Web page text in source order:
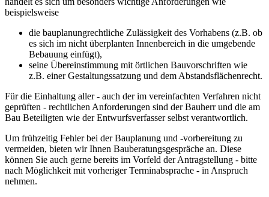
beispielsweise
die bauplanungrechtliche Zulässigkeit des Vorhabens (z.B. ob
es sich im nicht überplanten Innenbereich in die umgebende
Bebauung einfügt),
seine Übereinstimmung mit örtlichen Bauvorschriften wie
z.B. einer Gestaltungssatzung und dem Abstandsflächenrecht.
Für die Einhaltung aller - auch der im vereinfachten Verfahren nicht
geprüften - rechtlichen Anforderungen sind der Bauherr und die am
Bau Beteiligten wie der Entwurfsverfasser selbst verantwortlich.
Um frühzeitig Fehler bei der Bauplanung und -vorbereitung zu
vermeiden, bieten wir Ihnen Bauberatungsgespräche an. Diese
können Sie auch gerne bereits im Vorfeld der Antragstellung - bitte
nach Möglichkeit mit vorheriger Terminabsprache - in Anspruch
nehmen.